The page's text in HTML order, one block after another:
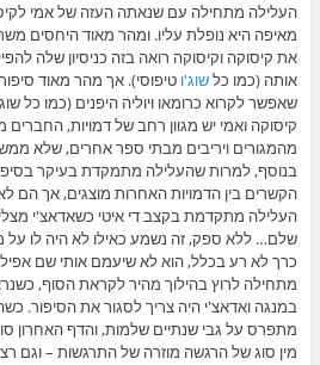
העלילה מתחילה עם שנאתה העזה של אמי
מאיפה היא נופלת עליו. ומהר מאוד היחסים
את קיסוקה וקיסוקה רואה בזה כניסיון שלה
אותה (כמו כלשוג'ו טיפוסי). אך מהר מאוד
שאפשר לקרוא כרומאו ויוליה היפנים (כמו כל
קיסוקה ואמי יש מגוון רחב של דמויות, החברים
מהמגורים ויריבים מבתי ספר אחרים, שלא
בנוסף, למרות שהעלילה מתמקדת בעיקר
הקשרים בין הדמויות האחרות מוצגים, אך הם
העלילה מתקדמת בקצב די איטי כשאדאצ'י
שלם… ללא ספק, זה נשמע כאילו לא היה לו
כרך לא רע בכלל, הוא לא שיעמם אותי שם
מתחילה לרוץ בהילוך מהיר לקראת הסוף,
במנגה ואדאצ'י היה צריך לסגור את הסיפור.
מתפרס על גבי שנתיים שלמות, והדף האחרון
מין סוג של הרגשה מוזרה של התרגשות – וגם